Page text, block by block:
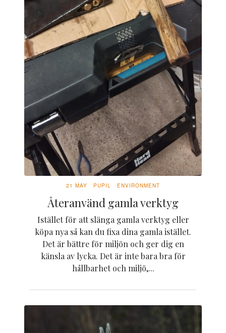
21 MAY PUPIL ENVIRONMENT
Återanvänd gamla verktyg
Istället för att slänga gamla verktyg eller
köpa nya så kan du fixa dina gamla istället.
Det är bättre för miljön och ger dig en
känsla av lycka. Det är inte bara bra för
hållbarhet och miljö,...